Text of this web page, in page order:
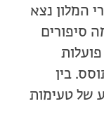
המלון נצא
סיפורים
בין
של טעימות